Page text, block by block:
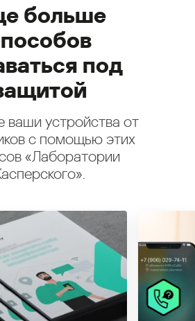
больше
под
ваши устройства от
с помощью этих
«Лаборатории